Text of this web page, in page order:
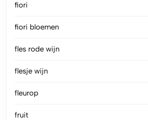
fiori
fiori bloemen
fles rode wijn
flesje wijn
fleurop
fruit